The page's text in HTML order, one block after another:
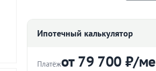
Цена:
Объявление снято с
Ипотечный калькулятор
Платёжот 79 700 ₽/